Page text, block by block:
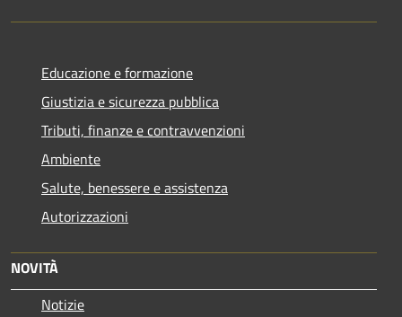
Educazione e formazione
Giustizia e sicurezza pubblica
Tributi, finanze e contravvenzioni
Ambiente
Salute, benessere e assistenza
Autorizzazioni
NOVITÀ
Notizie